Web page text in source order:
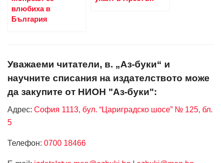
влюбиха в
България
Уважаеми читатели, в. „Аз-буки“ и
научните списания на издателството може
да закупите от НИОН "Аз-буки":
Адрес: София 1113, бул. “Цариградско шосе” № 125, бл.
5
Телефон: 0700 18466